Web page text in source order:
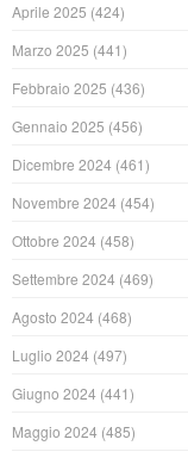
Aprile 2025 (424)
Marzo 2025 (441)
Febbraio 2025 (436)
Gennaio 2025 (456)
Dicembre 2024 (461)
Novembre 2024 (454)
Ottobre 2024 (458)
Settembre 2024 (469)
Agosto 2024 (468)
Luglio 2024 (497)
Giugno 2024 (441)
Maggio 2024 (485)